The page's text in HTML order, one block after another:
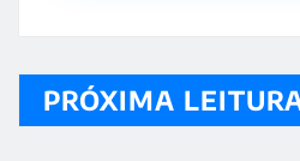
PRÓXIMA